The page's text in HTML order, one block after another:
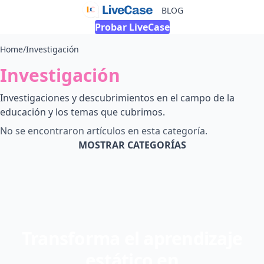
BLOG
Probar LiveCase
Home/Investigación
Investigación
Investigaciones y descubrimientos en el campo de la
educación y los temas que cubrimos.
No se encontraron artículos en esta categoría.
MOSTRAR CATEGORÍAS